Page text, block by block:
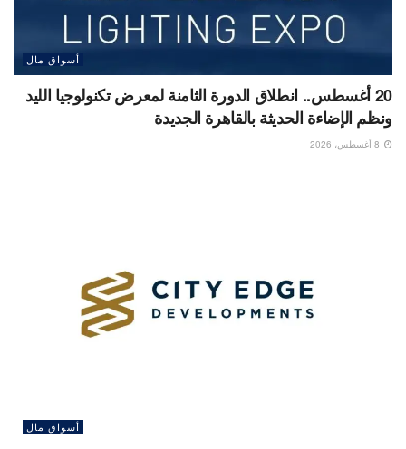
أسواق مال
20 أغسطس.. انطلاق الدورة الثامنة لمعرض تكنولوجيا الليد
ونظم الإضاءة الحديثة بالقاهرة الجديدة
أسواق مال